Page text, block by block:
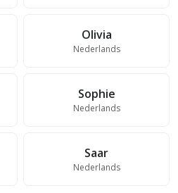
Olivia
Nederlands
Sophie
Nederlands
Saar
Nederlands